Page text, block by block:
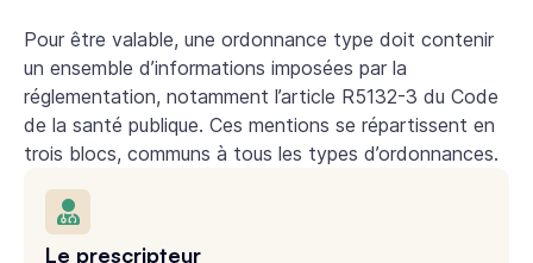
Pour être valable, une ordonnance type doit contenir
un ensemble d’informations imposées par la
réglementation, notamment l’article R5132-3 du Code
de la santé publique. Ces mentions se répartissent en
trois blocs, communs à tous les types d’ordonnances.
Le prescripteur